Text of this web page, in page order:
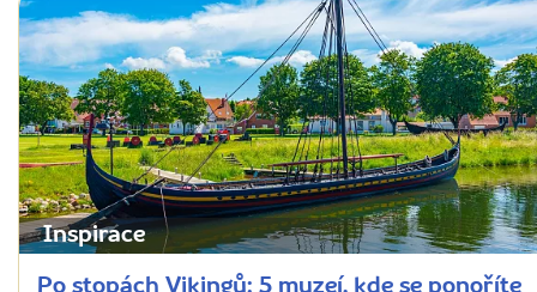
Inspirace
Po stopách Vikingů: 5 muzeí, kde se ponoříte